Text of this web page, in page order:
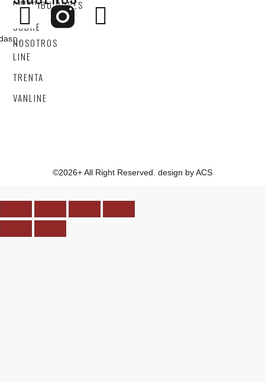
LINE
D-
LINE
TRENTA
VANLINE
DISTRIBUIDORES
SOBRE
NOSOTROS
©2026+ All Right Reserved. design by ACS